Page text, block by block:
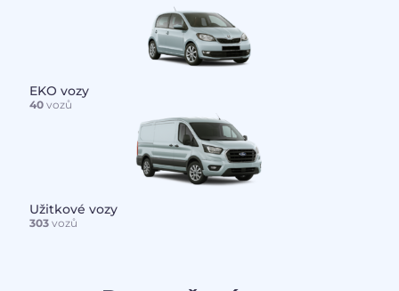
EKO vozy
40vozů
Užitkové vozy
303vozů